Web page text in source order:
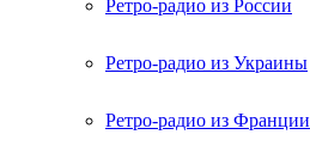
Ретро-радио из России
Ретро-радио из Украины
Ретро-радио из Франции